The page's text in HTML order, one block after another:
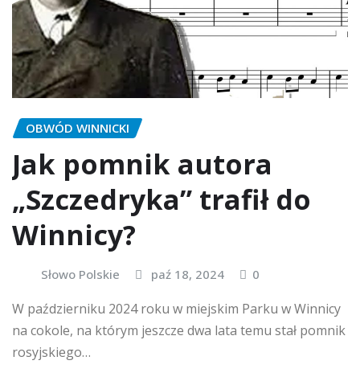
OBWÓD WINNICKI
Jak pomnik autora
„Szczedryka” trafił do
Winnicy?
Słowo Polskie paź 18, 2024 0
W październiku 2024 roku w miejskim Parku w Winnicy
na cokole, na którym jeszcze dwa lata temu stał pomnik
rosyjskiego…